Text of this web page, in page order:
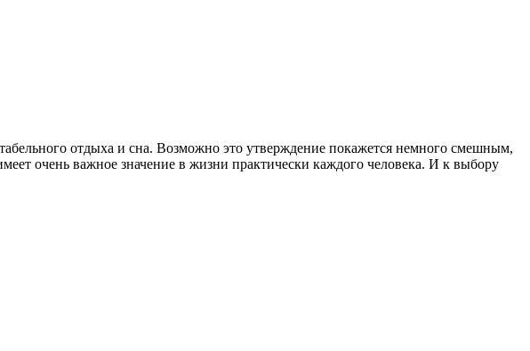
отдыха и сна. Возможно это утверждение покажется немного смешным,
очень важное значение в жизни практически каждого человека. И к выбору